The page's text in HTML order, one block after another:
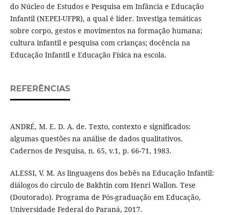
do Núcleo de Estudos e Pesquisa em Infância e Educação
Infantil (NEPEI-UFPR), a qual é líder. Investiga temáticas
sobre corpo, gestos e movimentos na formação humana;
cultura infantil e pesquisa com crianças; docência na
Educação Infantil e Educação Física na escola.
REFERÊNCIAS
ANDRÉ, M. E. D. A. de. Texto, contexto e significados:
algumas questões na análise de dados qualitativos.
Cadernos de Pesquisa, n. 65, v.1, p. 66-71, 1983.
ALESSI, V. M. As linguagens dos bebês na Educação Infantil:
diálogos do círculo de Bakhtin com Henri Wallon. Tese
(Doutorado). Programa de Pós-graduação em Educação,
Universidade Federal do Paraná, 2017.